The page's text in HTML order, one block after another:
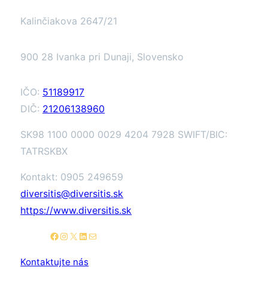
Kalinčiakova 2647/21
900 28 Ivanka pri Dunaji, Slovensko
IČO: 51189917
DIČ: 21206138960
SK98 1100 0000 0029 4204 7928 SWIFT/BIC:
TATRSKBX
Kontakt: 0905 249659
diversitis@diversitis.sk
https://www.diversitis.sk
Facebook
Instagram
X LinkedIn
E-mail
Kontaktujte nás